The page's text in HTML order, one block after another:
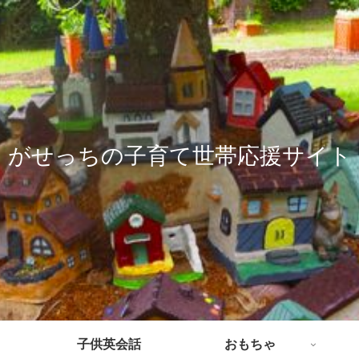
がせっちの子育て世帯応援サイト
子供英会話 おもちゃ